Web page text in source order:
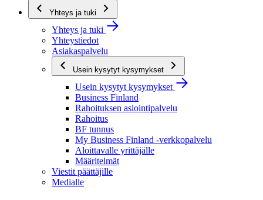
Yhteys ja tuki
Yhteys ja tuki
Yhteystiedot
Asiakaspalvelu
Usein kysytyt kysymykset
Usein kysytyt kysymykset
Business Finland
Rahoituksen asiointipalvelu
Rahoitus
BF tunnus
My Business Finland -verkkopalvelu
Aloittavalle yrittäjälle
Määritelmät
Viestit päättäjille
Medialle